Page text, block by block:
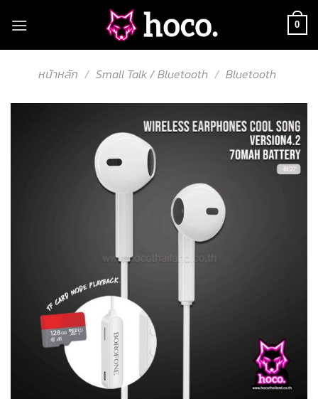
0
หน้าหลัก / Small Talk / Bluetooth / Bluetooth